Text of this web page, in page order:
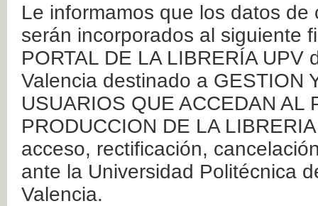
Le informamos que los datos
serán incorporados al siguiente
PORTAL DE LA LIBRERÍA
Valencia destinado a GESTION
USUARIOS QUE ACCEDAN AL
PRODUCCION DE LA
acceso, rectificación,
ante la Universidad Politécnica
Valencia.